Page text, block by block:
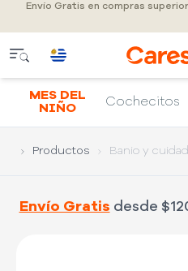
Envío Gratis en compras
MES DEL
NIÑO
Cochecitos
Productos Banio y
Envío Gratis desde